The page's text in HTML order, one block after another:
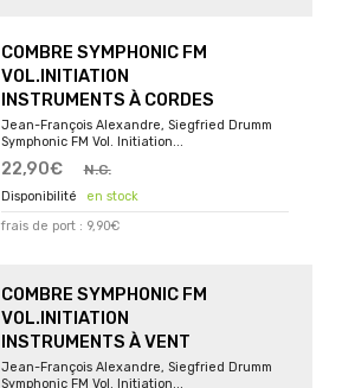
COMBRE SYMPHONIC FM
VOL.INITIATION
INSTRUMENTS À CORDES
Jean-François Alexandre, Siegfried Drumm
Symphonic FM Vol. Initiation...
22,90€ N.C.
en stock
frais de port : 9,90€
COMBRE SYMPHONIC FM
VOL.INITIATION
INSTRUMENTS À VENT
Jean-François Alexandre, Siegfried Drumm
Symphonic FM Vol. Initiation...